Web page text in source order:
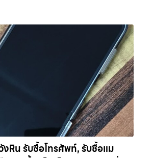
พลาดขึ้นมา จะไม่สามารถย้อนกลับไปแก้ไขได้อีก 2.
ID ให้สมบูรณ์ ขั้นตอนนี้ถือว่าสำคัญที่สุดใน
Apple ID อยู่ในเครื่อง จะทำให้เกิดสิ่งที่เรียกว่า
ไม่สามารถใช้งานเครื่องต่อได้ ในมุมของร้านรับ
วามเสี่ยงสูง เพราะไม่สามารถนำไปขายต่อได้
เลย หรือถ้ารับก็จะกดราคาลงอย่างมาก การออก
เพียงเข้าไปที่การตั้งค่า กดชื่อบัญชีของตัวเอง
จากนั้นใส่รหัสผ่านเพื่อยืนยัน หลังจากออกแล้ว
หน้า Settings ไม่มีชื่อบัญชีของคุณเหลืออยู่ เพื่อ
หรับผู้ใช้งานใหม่จริงๆ 3. รีเซ็ตเครื่องให้เหมือน
มูลและออกจาก iCloud เรียบร้อยแล้ว ขั้นตอนต่อ
ป็นค่าเริ่มต้นจากโรงงาน การรีเซ็ตจะช่วยลบข้อมูล
ให้เครื่องอยู่ในสภาพเหมือนใหม่ ซึ่งเป็นสิ่งที่ผู้ซื้อ
ยังมีบริการที่รวดเร็ว และจ่ายเงินสดทันที ไม่มีค่า
มต้องขายไอโฟนกับเรา?
รับซื้อทุกรุ่น ทุกสภาพ
ครื่องใช้งาน หรือเครื่องที่มีตำหนิเล็กน้อย เรารับซื้อ
ระเมินราคาตามสภาพเครื่องจริง ให้ราคาสูงถึง
อง
รวดเร็วทันใจ - ประเมินและจ่ายเงินทันที ไม่
- มีหน้าร้านจริง บริการโปร่งใส ตรวจสอบ
รรับซื้อถึงบ้านในกรุงเทพและปริมณฑลเช็กราคา
ดูกันว่าแต่ละรุ่นเรารับซื้อในราคาเท่าไหร่บ้าง
พฤศจิกายน 2024)
iPhone 11 (ปี
ที่ได้รับความนิยมมากในตอนที่เปิดตัว มาพร้อม
ละหน้าจอ Liquid Retina ขนาด 6.1 นิ้ว แม้จะ
ะแล้ว แต่ก็ยังใช้งานได้ดีและรองรับ iOS เวอร์ชัน
11:iPhone 11 64GB รับซื้อได้ที่ 7,000 บาท
หิน รับซื้อโทรศัพท์, รับซื้อแม